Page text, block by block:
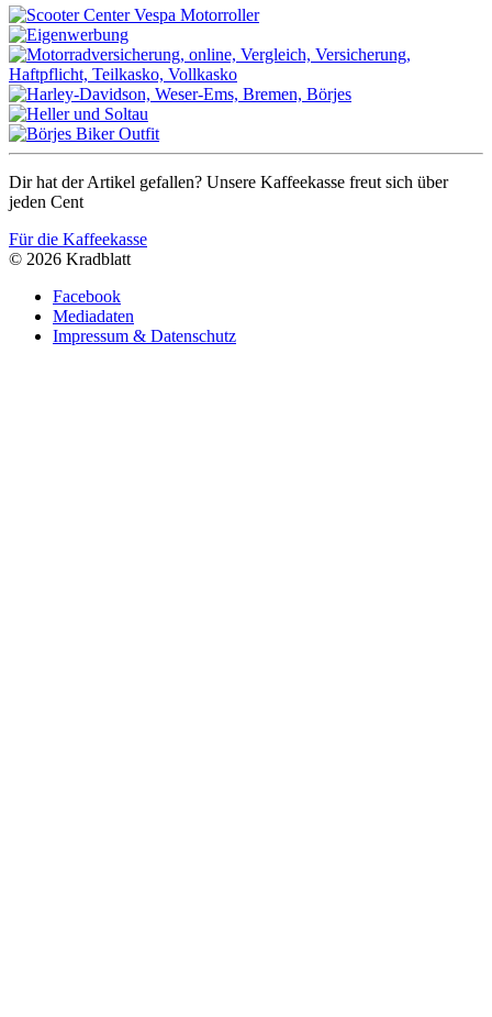
Dir hat der Artikel gefallen? Unsere Kaffeekasse freut sich über
jeden Cent
Für die Kaffeekasse
© 2026 Kradblatt
Facebook
Mediadaten
Impressum & Datenschutz